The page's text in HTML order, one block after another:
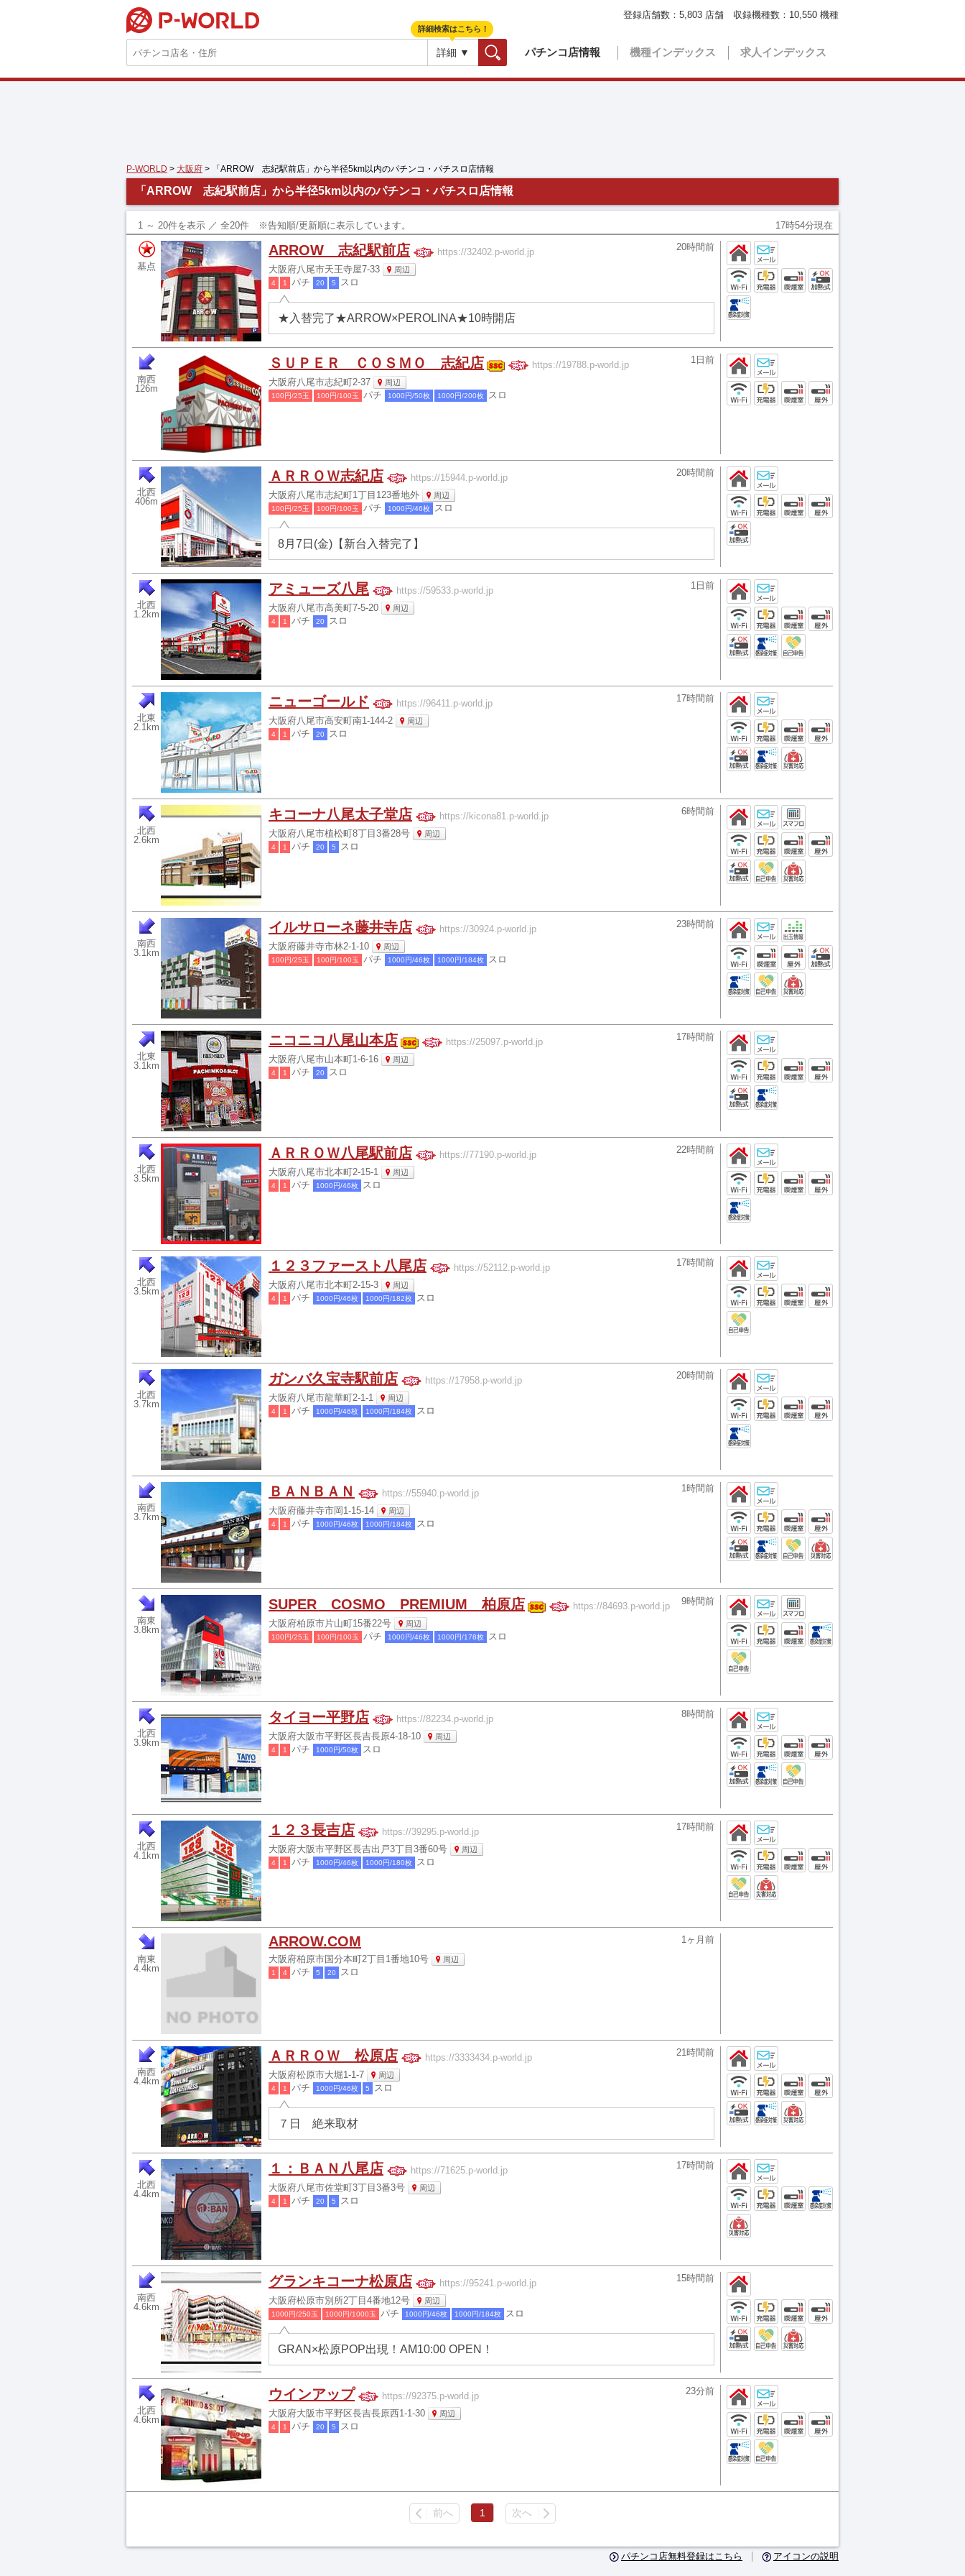
詳細 ▼ パチンコ店情報 機種インデックス 求人インデックス
登録店舗数： 5,803 店舗 収録機種数： 10,550 機種
詳細検索はこちら！
P-WORLD > 大阪府 > 「ARROW 志紀駅前店」から半径5km以内のパチンコ・パチスロ店情報
「ARROW 志紀駅前店」から半径5km以内のパチンコ・パチスロ店情報
1 ～ 20件を表示 ／ 全20件 ※告知順/更新順に表示しています。 17時54分現在
基点
ARROW 志紀駅前店 https://32402.p-world.jp 20時間前
大阪府八尾市天王寺屋7-33 周辺
4 1 パチ 20 5 スロ
★入替完了★ARROW×PEROLINA★10時開店
南西
126m
ＳＵＰＥＲ ＣＯＳＭＯ 志紀店 https://19788.p-world.jp 1日前
大阪府八尾市志紀町2-37 周辺
100円/25玉 100円/100玉 パチ 1000円/50枚 1000円/200枚 スロ
北西
406m
ＡＲＲＯＷ志紀店 https://15944.p-world.jp 20時間前
大阪府八尾市志紀町1丁目123番地外 周辺
100円/25玉 100円/100玉 パチ 1000円/46枚 スロ
8月7日(金)【新台入替完了】
北西
1.2km
アミューズ八尾 https://59533.p-world.jp 1日前
大阪府八尾市高美町7-5-20 周辺
4 1 パチ 20 スロ
北東
2.1km
ニューゴールド https://96411.p-world.jp 17時間前
大阪府八尾市高安町南1-144-2 周辺
4 1 パチ 20 スロ
北西
2.6km
キコーナ八尾太子堂店 https://kicona81.p-world.jp 6時間前
大阪府八尾市植松町8丁目3番28号 周辺
4 1 パチ 20 5 スロ
南西
3.1km
イルサローネ藤井寺店 https://30924.p-world.jp 23時間前
大阪府藤井寺市林2-1-10 周辺
100円/25玉 100円/100玉 パチ 1000円/46枚 1000円/184枚 スロ
北東
3.1km
ニコニコ八尾山本店 https://25097.p-world.jp 17時間前
大阪府八尾市山本町1-6-16 周辺
4 1 パチ 20 スロ
北西
3.5km
ＡＲＲＯＷ八尾駅前店 https://77190.p-world.jp 22時間前
大阪府八尾市北本町2-15-1 周辺
4 1 パチ 1000円/46枚 スロ
北西
3.5km
１２３ファースト八尾店 https://52112.p-world.jp 17時間前
大阪府八尾市北本町2-15-3 周辺
4 1 パチ 1000円/46枚 1000円/182枚 スロ
北西
3.7km
ガンバ久宝寺駅前店 https://17958.p-world.jp 20時間前
大阪府八尾市龍華町2-1-1 周辺
4 1 パチ 1000円/46枚 1000円/184枚 スロ
南西
3.7km
ＢＡＮＢＡＮ https://55940.p-world.jp 1時間前
大阪府藤井寺市岡1-15-14 周辺
4 1 パチ 1000円/46枚 1000円/184枚 スロ
南東
3.8km
SUPER COSMO PREMIUM 柏原店 https://84693.p-world.jp 9時間前
大阪府柏原市片山町15番22号 周辺
100円/25玉 100円/100玉 パチ 1000円/46枚 1000円/178枚 スロ
北西
3.9km
タイヨー平野店 https://82234.p-world.jp 8時間前
大阪府大阪市平野区長吉長原4-18-10 周辺
4 1 パチ 1000円/50枚 スロ
北西
4.1km
１２３長吉店 https://39295.p-world.jp 17時間前
大阪府大阪市平野区長吉出戸3丁目3番60号 周辺
4 1 パチ 1000円/46枚 1000円/180枚 スロ
南東
4.4km
ARROW.COM
1ヶ月前
大阪府柏原市国分本町2丁目1番地10号
周辺
1 4 パチ 5 20 スロ
南西
4.4km
ＡＲＲＯＷ 松原店 https://3333434.p-world.jp 21時間前
大阪府松原市大堀1-1-7 周辺
4 1 パチ 1000円/46枚 5 スロ
７日 絶来取材
北西
4.4km
１：ＢＡＮ八尾店 https://71625.p-world.jp 17時間前
大阪府八尾市佐堂町3丁目3番3号 周辺
4 1 パチ 20 5 スロ
南西
4.6km
グランキコーナ松原店 https://95241.p-world.jp 15時間前
大阪府松原市別所2丁目4番地12号 周辺
1000円/250玉 1000円/1000玉 パチ 1000円/46枚 1000円/184枚 スロ
GRAN×松原POP出現！AM10:00 OPEN！
北西
4.6km
ウインアップ https://92375.p-world.jp 23分前
大阪府大阪市平野区長吉長原西1-1-30 周辺
4 1 パチ 20 5 スロ
前へ 1 次へ
パチンコ店無料登録はこちら アイコンの説明